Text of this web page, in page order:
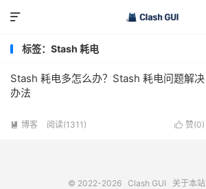

标签：Stash 耗电
Stash 耗电多怎么办？Stash 耗电问题解决
办法
 赞(0)
 博客 阅读(1311)
© 2022-2026 Clash GUI 关于本站